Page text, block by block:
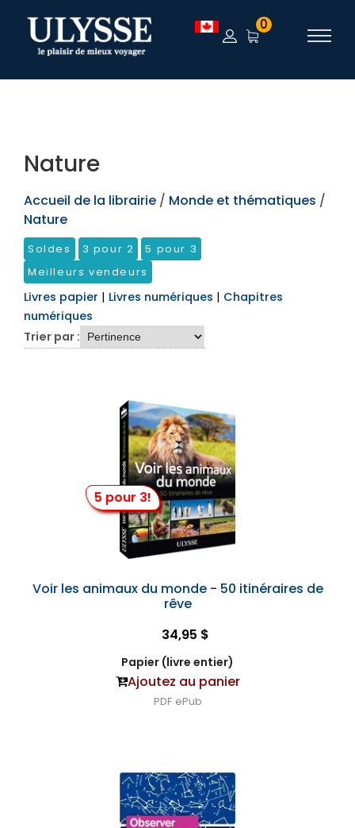
TEST 0
Nature
Accueil de la librairie / Monde et thématiques /
Nature
Soldes 3 pour 2
5 pour 3
Meilleurs vendeurs
Livres papier | Livres numériques | Chapitres
numériques
Trier par :
5 pour 3!
Voir les animaux du monde - 50 itinéraires de
rêve
34,95 $
Papier (livre entier)
Ajoutez au panier
PDF ePub